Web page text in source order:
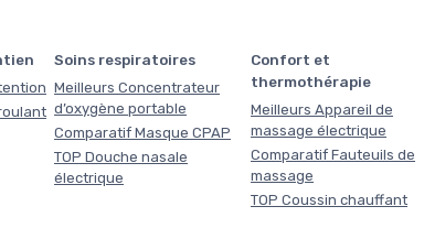
Soins respiratoires
Meilleurs Concentrateur
d’oxygène portable
Comparatif Masque CPAP
TOP Douche nasale
électrique
Confort et
thermothérapie
Meilleurs Appareil de
massage électrique
Comparatif Fauteuils de
massage
TOP Coussin chauffant